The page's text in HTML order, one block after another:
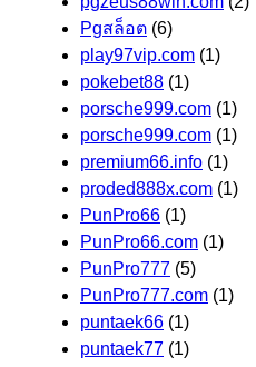
Pgสล็อต (6)
play97vip.com (1)
pokebet88 (1)
porsche999.com (1)
porsche999.com (1)
premium66.info (1)
proded888x.com (1)
PunPro66 (1)
PunPro66.com (1)
PunPro777 (5)
PunPro777.com (1)
puntaek66 (1)
puntaek77 (1)